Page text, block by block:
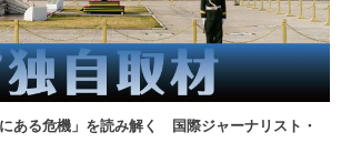
にある危機」を読み解く 国際ジャーナリスト・